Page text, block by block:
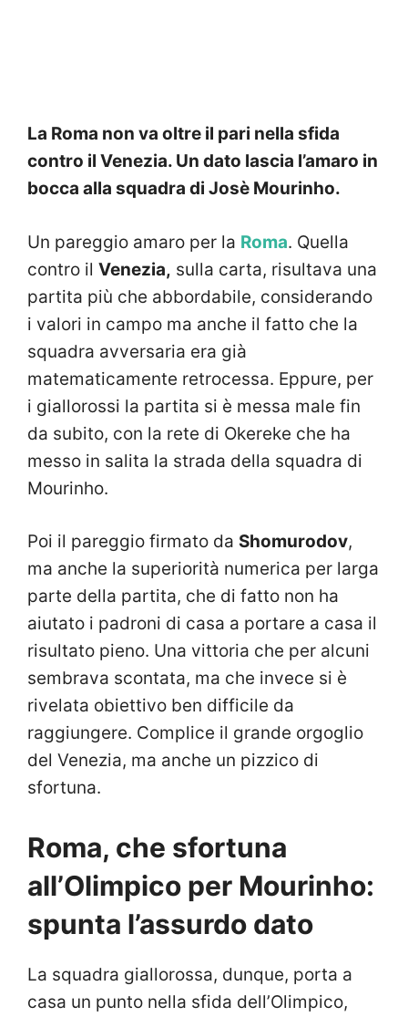
La Roma non va oltre il pari nella sfida
contro il Venezia. Un dato lascia l’amaro in
bocca alla squadra di Josè Mourinho.
Un pareggio amaro per la Roma. Quella
contro il Venezia, sulla carta, risultava una
partita più che abbordabile, considerando
i valori in campo ma anche il fatto che la
squadra avversaria era già
matematicamente retrocessa. Eppure, per
i giallorossi la partita si è messa male fin
da subito, con la rete di Okereke che ha
messo in salita la strada della squadra di
Mourinho.
Poi il pareggio firmato da Shomurodov,
ma anche la superiorità numerica per larga
parte della partita, che di fatto non ha
aiutato i padroni di casa a portare a casa il
risultato pieno. Una vittoria che per alcuni
sembrava scontata, ma che invece si è
rivelata obiettivo ben difficile da
raggiungere. Complice il grande orgoglio
del Venezia, ma anche un pizzico di
sfortuna.
Roma, che sfortuna
all’Olimpico per Mourinho:
spunta l’assurdo dato
La squadra giallorossa, dunque, porta a
casa un punto nella sfida dell’Olimpico,